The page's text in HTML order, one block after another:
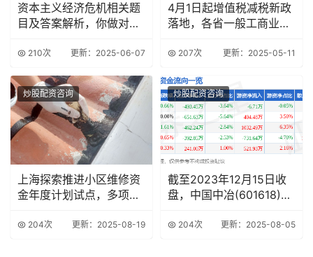
资本主义经济危机相关题
目及答案解析，你做对了
210次 更新：2025-06-07
4月1日起增值税减税新政
落地，各省一般工商业销
207次 更新：2025-05-11
炒股配资咨询
上海探索推进小区维修资
金年度计划试点，多项举
204次 更新：2025-08-19
炒股配资咨询
截至2023年12月15日收
盘，中国中冶(601618)资
204次 更新：2025-08-05